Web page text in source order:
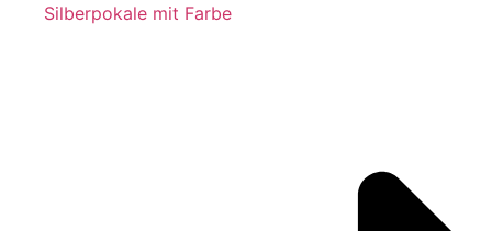
Silberpokale mit Farbe